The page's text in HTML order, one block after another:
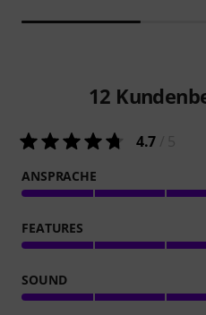
12
4.7
ANSPRACHE
FEATURES
SOUND